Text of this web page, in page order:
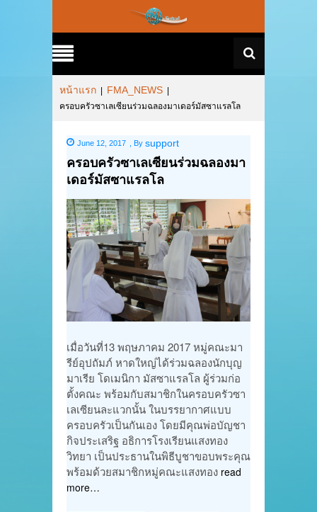
หน้าแรก FMA_NEWS
ครอบครัวซาเลเซียนร่วมฉลองมาเดอร์มัสซาแรลโล
June 12, 2017 By support
ครอบครัวซาเลเซียนร่วมฉลองมา
เดอร์มัสซาแรลโล
เมื่อวันที่13 พฤษภาคม 2017 หมู่คณะมา
รีย์อุปถัมภ์ หาดใหญ่ได้ร่วมฉลองนักบุญ
มาเรีย โดเมนิกา มัสซาแรลโล ผู้ร่วมก่อ
ตั้งคณะ พร้อมกับสมาชิกในครอบครัวซา
เลเซียนละแวกนั้น ในบรรยากาศแบบ
ครอบครัวเป็นกันเอง โดยมีคุณพ่อบัญชา
กิจประเสริฐ อธิการโรงเรียนแสงทอง
วิทยา เป็นประธานในพิธีบูชาขอบพระคุณ
พร้อมด้วยสมาชิกหมู่คณะแสงทอง read
more…